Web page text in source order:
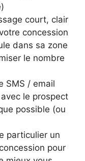
court, clair
concession
dans sa zone
le nombre
SMS / email
le prospect
possible (ou
particulier un
pour